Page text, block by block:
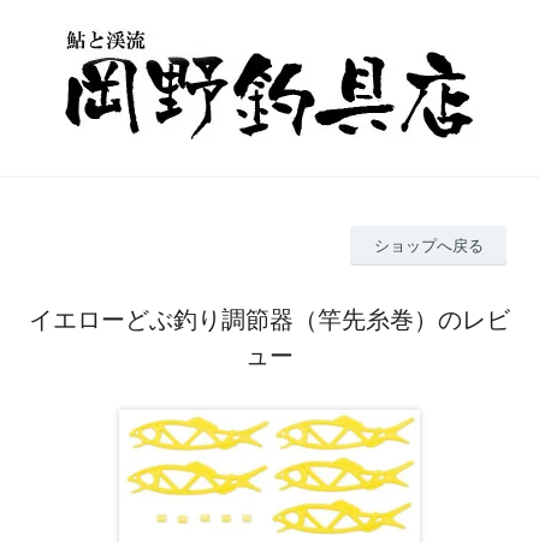
ショップへ戻る
イエローどぶ釣り調節器（竿先糸巻）のレビ
ュー